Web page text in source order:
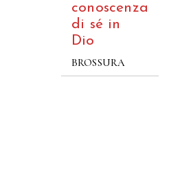
conoscenza
di sé in
Dio
BROSSURA